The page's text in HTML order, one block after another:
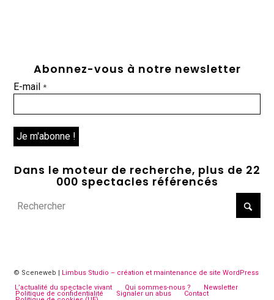
Abonnez-vous à notre newsletter
E-mail*
Dans le moteur de recherche, plus de 22
000 spectacles référencés
© Sceneweb | Limbus Studio – création et maintenance de site WordPress
L’actualité du spectacle vivant
Qui sommes-nous ? Newsletter
Politique de confidentialité Signaler un abus Contact